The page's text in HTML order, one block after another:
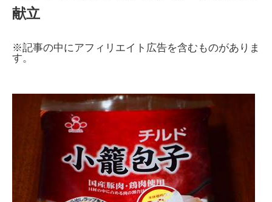
献立
※記事の中にアフィリエイト広告を含むものがありま
す。